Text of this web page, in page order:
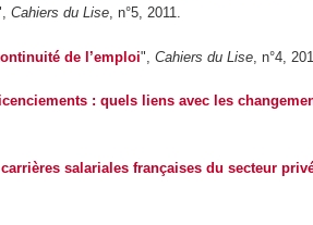
Cahiers du Lise, n°5, 2011.
de l’emploi",Cahiers du Lise , n°4,
: quels liens avec les
salariales françaises du secteur